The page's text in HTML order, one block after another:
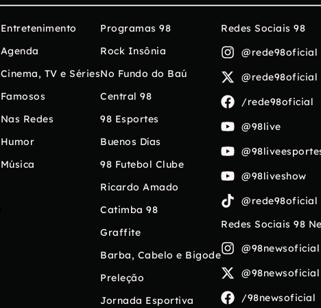
Entretenimento
Agenda
Cinema, TV e Séries
Famosos
Nas Redes
Humor
Música
Programas 98
Rock Insônia
No Fundo do Baú
Central 98
98 Esportes
Buenos Días
98 Futebol Clube
Ricardo Amado
Catimba 98
Graffite
Barba, Cabelo e Bigode
Preleção
Jornada Esportiva
Redes Sociais 98
@rede98oficial
@rede98oficial
/rede98oficial
@98live
@98liveshow
@rede98oficial
Redes Sociais 98
@98newsoficial
@98newsoficial
/98newsoficial